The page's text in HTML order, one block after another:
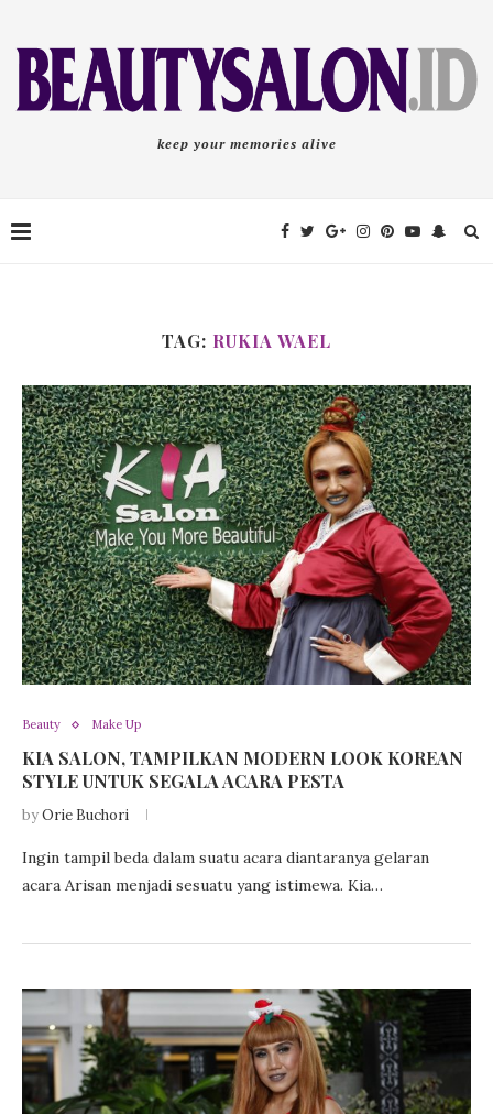
keep your memories alive
TAG: RUKIA WAEL
Beauty Make Up
KIA SALON, TAMPILKAN MODERN LOOK KOREAN
STYLE UNTUK SEGALA ACARA PESTA
byOrie Buchori
Ingin tampil beda dalam suatu acara diantaranya gelaran
acara Arisan menjadi sesuatu yang istimewa. Kia…